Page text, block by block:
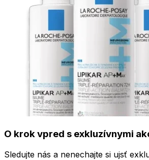
O krok vpred s exkluzívnymi
Sledujte nás a nenechajte si ujsť